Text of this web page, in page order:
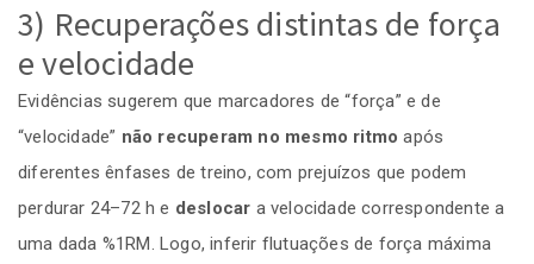
3) Recuperações distintas de força
e velocidade
Evidências sugerem que marcadores de “força” e de
“velocidade” não recuperam no mesmo ritmo após
diferentes ênfases de treino, com prejuízos que podem
perdurar 24–72 h e deslocar a velocidade correspondente a
uma dada %1RM. Logo, inferir flutuações de força máxima